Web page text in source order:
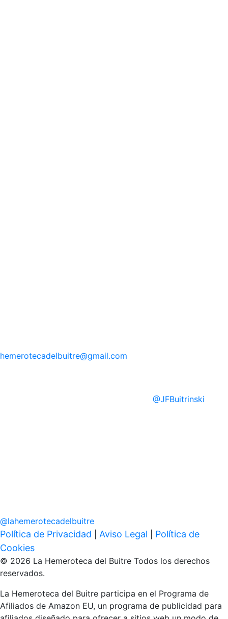
hemerotecadelbuitre@gmail.com
@JFBuitrinski
@lahemerotecadelbuitre
Política de Privacidad Aviso Legal
Política de
Cookies
© 2026 La Hemeroteca del Buitre Todos los derechos
reservados.
La Hemeroteca del Buitre participa en el Programa de
Afiliados de Amazon EU, un programa de publicidad para